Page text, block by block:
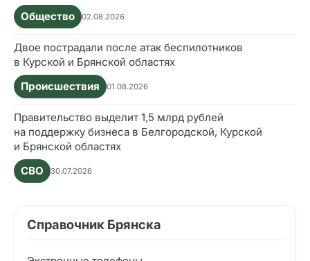
Общество
02.08.2026
Двое пострадали после атак беспилотников
в Курской и Брянской областях
Происшествия
01.08.2026
Правительство выделит 1,5 млрд рублей
на поддержку бизнеса в Белгородской, Курской
и Брянской областях
СВО
30.07.2026
Справочник Брянска